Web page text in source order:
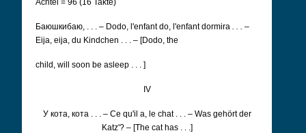
Achtel = 96 (16 Takte)
Баюшкибаю, . . . – Dodo, l'enfant do, l'enfant dormira . . . –
Eija, eija, du Kindchen . . . – [Dodo, the
child, will soon be asleep . . . ]
IV
У кота, кота . . . – Ce qu'il a, le chat . . . – Was gehört der
Katz'? – [The cat has . . .]